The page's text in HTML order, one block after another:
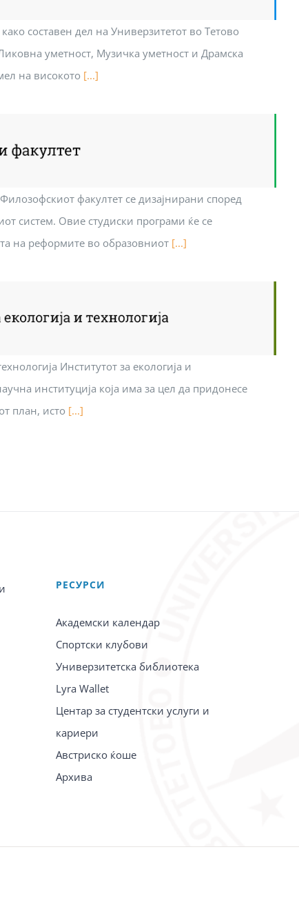
составен дел на Универзитетот во Тетово
уметност, Музичка уметност и Драмска
на високото [...]
факултет се дизајнирани според
систем. Овие студиски програми ќе се
на реформите во образовниот [...]
Институтот за екологија и
институција која има за цел да придонесе
план, исто [...]
PЕСУРСИ
Академски календар
Спортски клубови
Универзитетска библиотека
Lyra Wallet
Центар за студентски услуги и
кариери
Австриско ќоше
Архива